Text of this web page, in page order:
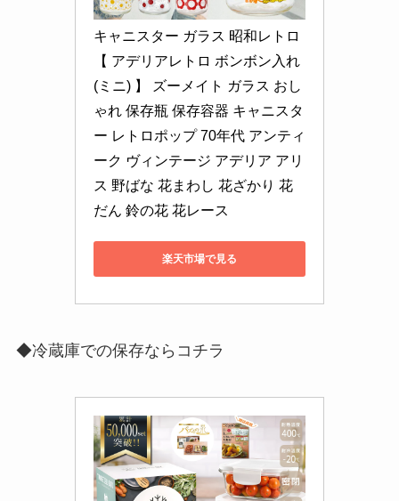
キャニスター ガラス 昭和レトロ
【 アデリアレトロ ボンボン入れ
(ミニ) 】 ズーメイト ガラス おし
ゃれ 保存瓶 保存容器 キャニスタ
ー レトロポップ 70年代 アンティ
ーク ヴィンテージ アデリア アリ
ス 野ばな 花まわし 花ざかり 花
だん 鈴の花 花レース
楽天市場で見る
◆冷蔵庫での保存ならコチラ